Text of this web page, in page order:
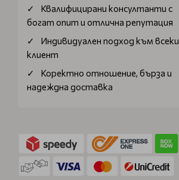
Квалифицирани консултанти с
богат опит и отлична репутация
Индивидуален подход към всеки
клиент
Коректно отношение, бърза и
надеждна доставка